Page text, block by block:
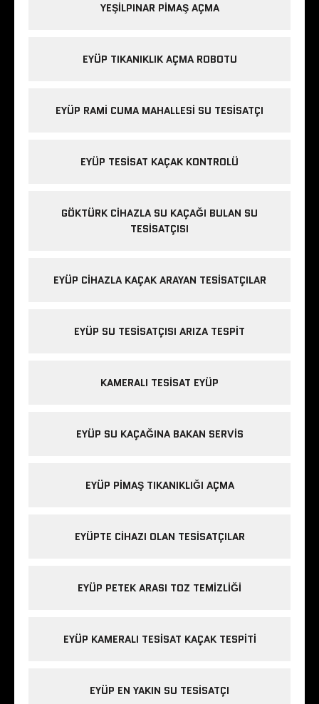
YEŞILPINAR PIMAŞ AÇMA
EYÜP TIKANIKLIK AÇMA ROBOTU
EYÜP RAMI CUMA MAHALLESI SU TESISATÇI
EYÜP TESISAT KAÇAK KONTROLÜ
GÖKTÜRK CIHAZLA SU KAÇAĞI BULAN SU
TESISATÇISI
EYÜP CIHAZLA KAÇAK ARAYAN TESISATÇILAR
EYÜP SU TESISATÇISI ARIZA TESPIT
KAMERALI TESISAT EYÜP
EYÜP SU KAÇAĞINA BAKAN SERVIS
EYÜP PIMAŞ TIKANIKLIĞI AÇMA
EYÜPTE CIHAZI OLAN TESISATÇILAR
EYÜP PETEK ARASI TOZ TEMIZLIĞI
EYÜP KAMERALI TESISAT KAÇAK TESPITI
EYÜP EN YAKIN SU TESISATÇI